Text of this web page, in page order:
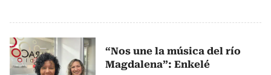
“Nos une la música del río
Magdalena”: Enkelé